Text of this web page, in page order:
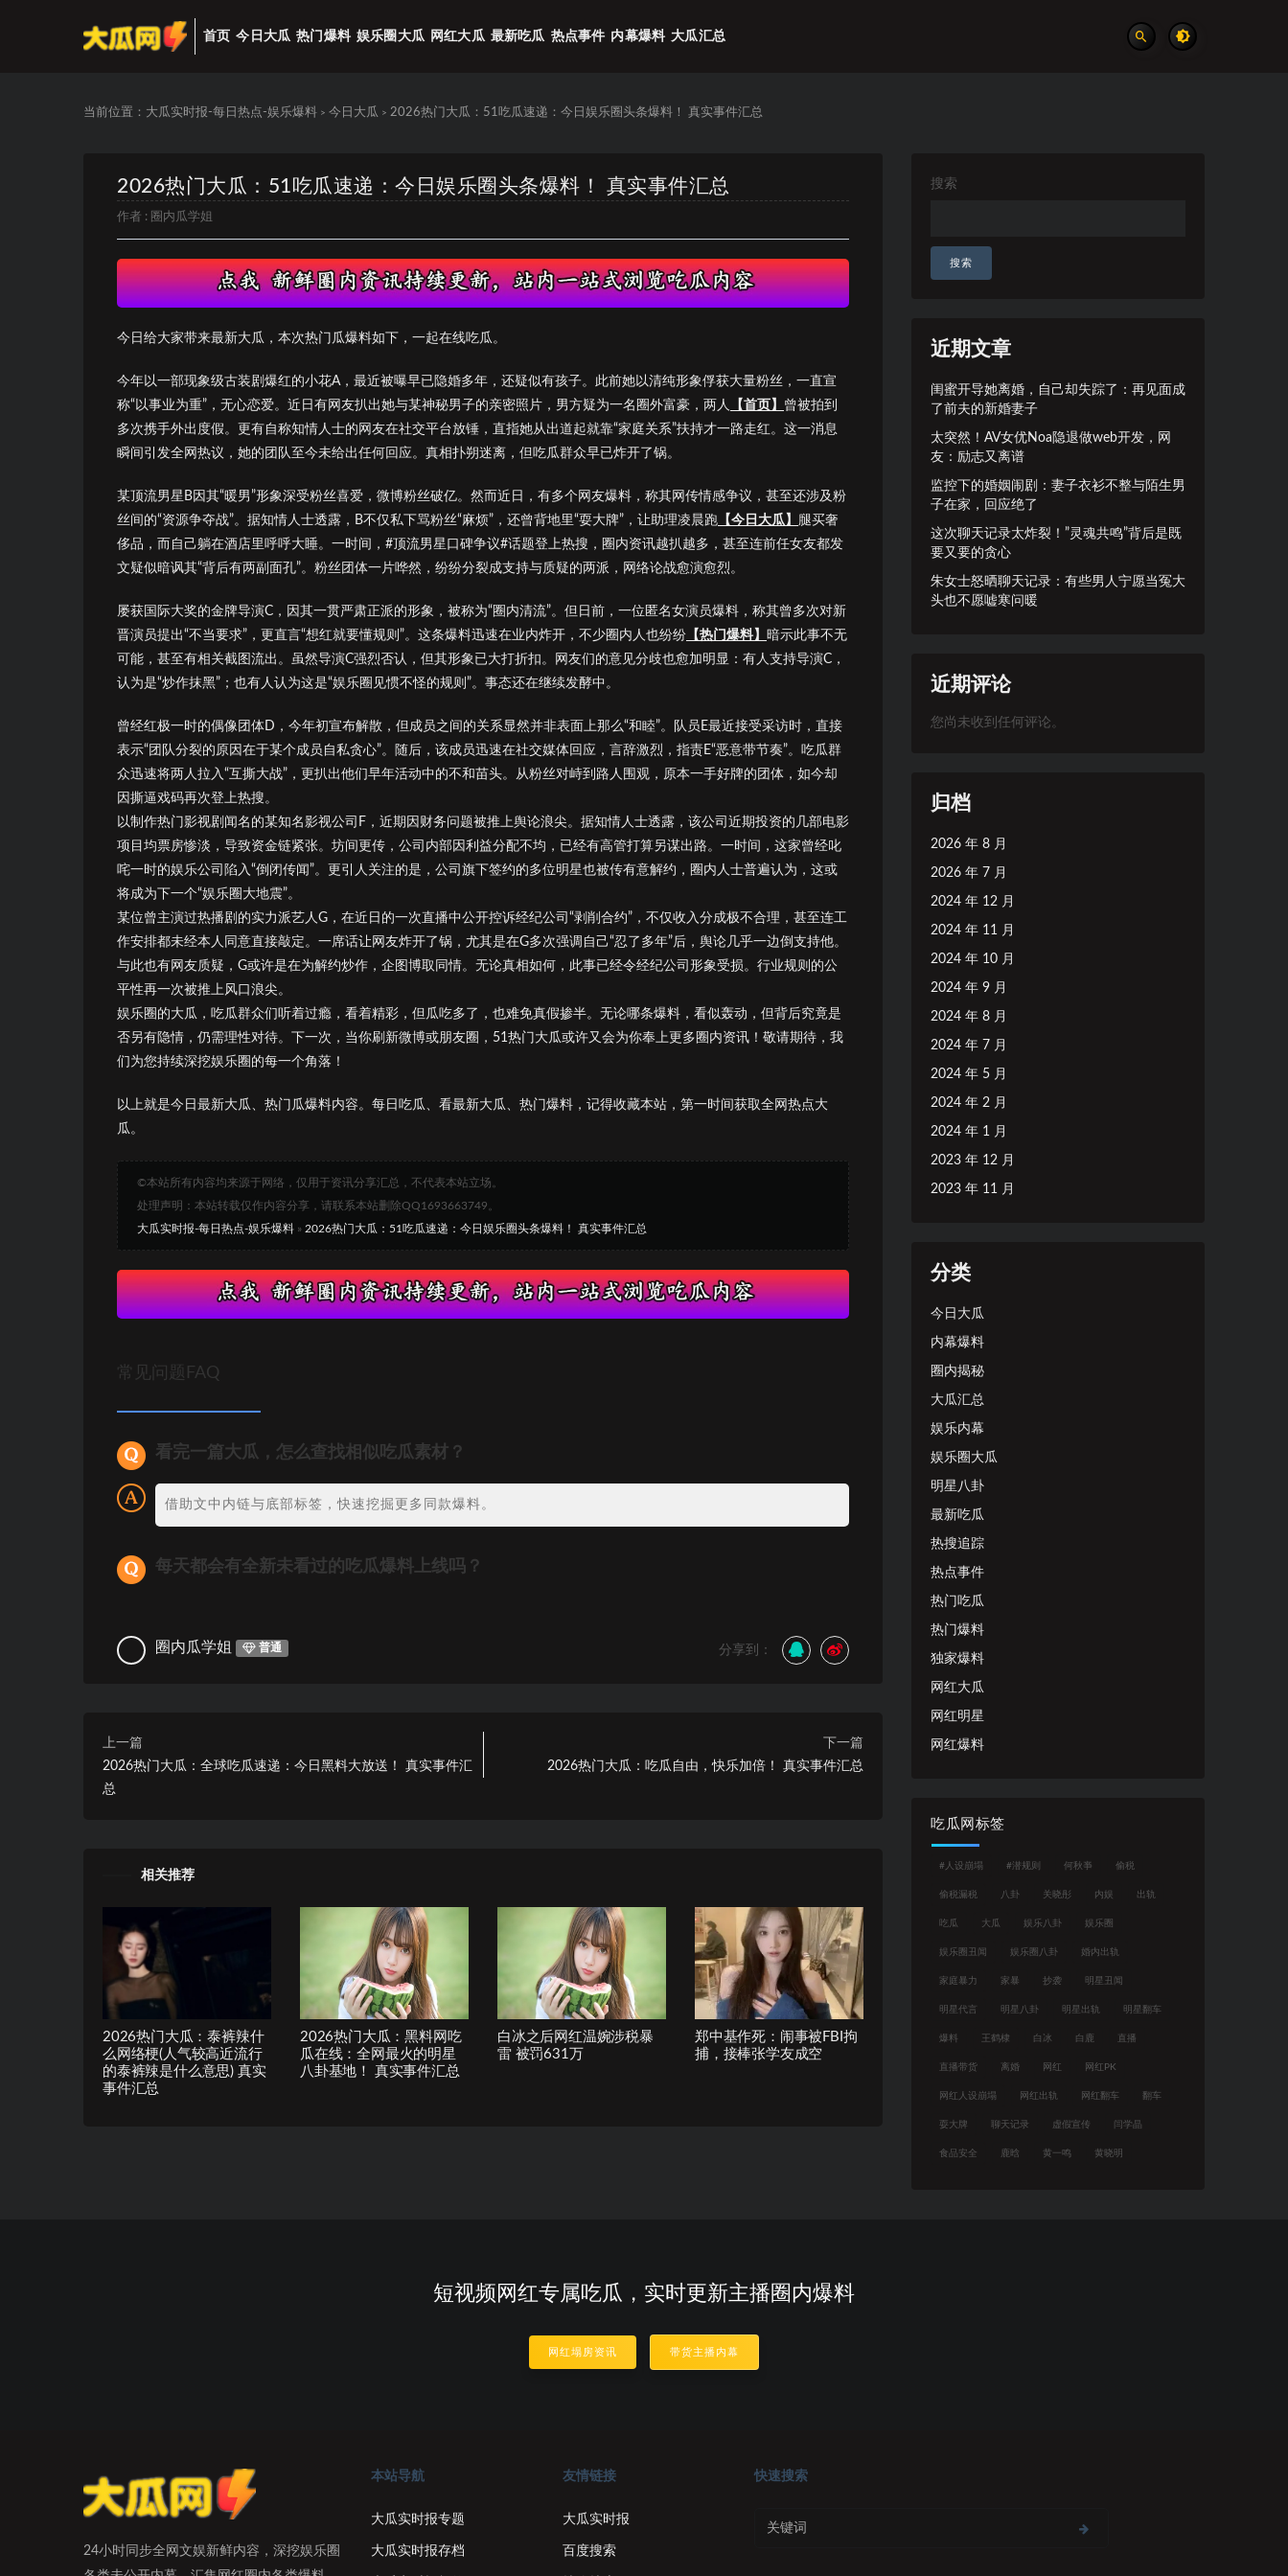
首页 今日大瓜 热门爆料 娱乐圈大瓜 网红大瓜 最新吃瓜 热点事件 内幕爆料 大瓜汇总
当前位置： 大瓜实时报-每日热点-娱乐爆料 > 今日大瓜 > 2026热门大瓜：51吃瓜速递：今日娱乐圈头条爆料！ 真实事件汇总
2026热门大瓜：51吃瓜速递：今日娱乐圈头条爆料！ 真实事件汇总
作者 : 圈内瓜学姐
今日给大家带来最新大瓜，本次热门瓜爆料如下，一起在线吃瓜。
今年以一部现象级古装剧爆红的小花A，最近被曝早已隐婚多年，还疑似有孩子。此前她以清纯形象俘获大量粉丝，一直宣
称“以事业为重”，无心恋爱。近日有网友扒出她与某神秘男子的亲密照片，男方疑为一名圈外富豪，两人
【首页】 曾被拍到
多次携手外出度假。更有自称知情人士的网友在社交平台放锤，直指她从出道起就靠“家庭关系”扶持才一路走红。这一消息
瞬间引发全网热议，她的团队至今未给出任何回应。真相扑朔迷离，但吃瓜群众早已炸开了锅。
某顶流男星B因其“暖男”形象深受粉丝喜爱，微博粉丝破亿。然而近日，有多个网友爆料，称其网传情感争议，甚至还涉及粉
丝间的“资源争夺战”。据知情人士透露，B不仅私下骂粉丝“麻烦”，还曾背地里“耍大牌”，让助理凌晨跑 【今日大瓜】 腿买奢
侈品，而自己躺在酒店里呼呼大睡。一时间，#顶流男星口碑争议#话题登上热搜，圈内资讯越扒越多，甚至连前任女友都发
文疑似暗讽其“背后有两副面孔”。粉丝团体一片哗然，纷纷分裂成支持与质疑的两派，网络论战愈演愈烈。
屡获国际大奖的金牌导演C，因其一贯严肃正派的形象，被称为“圈内清流”。但日前，一位匿名女演员爆料，称其曾多次对新
晋演员提出“不当要求”，更直言“想红就要懂规则”。这条爆料迅速在业内炸开，不少圈内人也纷纷 【热门爆料】 暗示此事不无
可能，甚至有相关截图流出。虽然导演C强烈否认，但其形象已大打折扣。网友们的意见分歧也愈加明显：有人支持导演C，
认为是“炒作抹黑”；也有人认为这是“娱乐圈见惯不怪的规则”。事态还在继续发酵中。
曾经红极一时的偶像团体D，今年初宣布解散，但成员之间的关系显然并非表面上那么“和睦”。队员E最近接受采访时，直接
表示“团队分裂的原因在于某个成员自私贪心”。随后，该成员迅速在社交媒体回应，言辞激烈，指责E“恶意带节奏”。吃瓜群
众迅速将两人拉入“互撕大战”，更扒出他们早年活动中的不和苗头。从粉丝对峙到路人围观，原本一手好牌的团体，如今却
因撕逼戏码再次登上热搜。
以制作热门影视剧闻名的某知名影视公司F，近期因财务问题被推上舆论浪尖。据知情人士透露，该公司近期投资的几部电影
项目均票房惨淡，导致资金链紧张。坊间更传，公司内部因利益分配不均，已经有高管打算另谋出路。一时间，这家曾经叱
咤一时的娱乐公司陷入“倒闭传闻”。更引人关注的是，公司旗下签约的多位明星也被传有意解约，圈内人士普遍认为，这或
将成为下一个“娱乐圈大地震”。
某位曾主演过热播剧的实力派艺人G，在近日的一次直播中公开控诉经纪公司“剥削合约”，不仅收入分成极不合理，甚至连工
作安排都未经本人同意直接敲定。一席话让网友炸开了锅，尤其是在G多次强调自己“忍了多年”后，舆论几乎一边倒支持他。
与此也有网友质疑，G或许是在为解约炒作，企图博取同情。无论真相如何，此事已经令经纪公司形象受损。行业规则的公
平性再一次被推上风口浪尖。
娱乐圈的大瓜，吃瓜群众们听着过瘾，看着精彩，但瓜吃多了，也难免真假掺半。无论哪条爆料，看似轰动，但背后究竟是
否另有隐情，仍需理性对待。下一次，当你刷新微博或朋友圈，51热门大瓜或许又会为你奉上更多圈内资讯！敬请期待，我
们为您持续深挖娱乐圈的每一个角落！
以上就是今日最新大瓜、热门瓜爆料内容。每日吃瓜、看最新大瓜、热门爆料，记得收藏本站，第一时间获取全网热点大
瓜。
©本站所有内容均来源于网络，仅用于资讯分享汇总，不代表本站立场。
处理声明：本站转载仅作内容分享，请联系本站删除QQ1693663749。
大瓜实时报-每日热点-娱乐爆料 » 2026热门大瓜：51吃瓜速递：今日娱乐圈头条爆料！ 真实事件汇总
常见问题FAQ
看完一篇大瓜，怎么查找相似吃瓜素材？
借助文中内链与底部标签，快速挖掘更多同款爆料。
每天都会有全新未看过的吃瓜爆料上线吗？
圈内瓜学姐 普通 分享到：
上一篇
2026热门大瓜：全球吃瓜速递：今日黑料大放送！ 真实事件汇
总
下一篇
2026热门大瓜：吃瓜自由，快乐加倍！ 真实事件汇总
相关推荐
2026热门大瓜：泰裤辣什
么网络梗(人气较高近流行
的泰裤辣是什么意思) 真实
事件汇总
2026热门大瓜：黑料网吃
瓜在线：全网最火的明星
八卦基地！ 真实事件汇总
白冰之后网红温婉涉税暴
雷 被罚631万
郑中基作死：闹事被FBI拘
捕，接棒张学友成空
搜索
搜索
近期文章
闺蜜开导她离婚，自己却失踪了：再见面成
了前夫的新婚妻子
太突然！AV女优Noa隐退做web开发，网
友：励志又离谱
监控下的婚姻闹剧：妻子衣衫不整与陌生男
子在家，回应绝了
这次聊天记录太炸裂！”灵魂共鸣”背后是既
要又要的贪心
朱女士怒晒聊天记录：有些男人宁愿当冤大
头也不愿嘘寒问暖
近期评论
您尚未收到任何评论。
归档
2026 年 8 月
2026 年 7 月
2024 年 12 月
2024 年 11 月
2024 年 10 月
2024 年 9 月
2024 年 8 月
2024 年 7 月
2024 年 5 月
2024 年 2 月
2024 年 1 月
2023 年 12 月
2023 年 11 月
分类
今日大瓜
内幕爆料
圈内揭秘
大瓜汇总
娱乐内幕
娱乐圈大瓜
明星八卦
最新吃瓜
热搜追踪
热点事件
热门吃瓜
热门爆料
独家爆料
网红大瓜
网红明星
网红爆料
吃瓜网标签
#人设崩塌 #潜规则 何秋亊 偷税
偷税漏税 八卦 关晓彤 内娱 出轨
吃瓜 大瓜 娱乐八卦 娱乐圈
娱乐圈丑闻 娱乐圈八卦 婚内出轨
家庭暴力 家暴 抄袭 明星丑闻
明星代言 明星八卦 明星出轨 明星翻车
爆料 王鹤棣 白冰 白鹿 直播
直播带货 离婚 网红 网红PK
网红人设崩塌 网红出轨 网红翻车 翻车
耍大牌 聊天记录 虚假宣传 闫学晶
食品安全 鹿晗 黄一鸣 黄晓明
短视频网红专属吃瓜，实时更新主播圈内爆料
网红塌房资讯 带货主播内幕
24小时同步全网文娱新鲜内容，深挖娱乐圈
本站导航
大瓜实时报专题
大瓜实时报存档
友情链接
大瓜实时报
百度搜索
快速搜索